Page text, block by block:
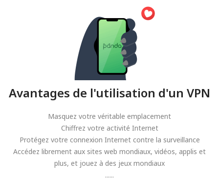
Avantages de l'utilisation d'un VPN
Masquez votre véritable emplacement
Chiffrez votre activité Internet
Protégez votre connexion Internet contre la surveillance
Accédez librement aux sites web mondiaux, vidéos, applis et
plus, et jouez à des jeux mondiaux
......